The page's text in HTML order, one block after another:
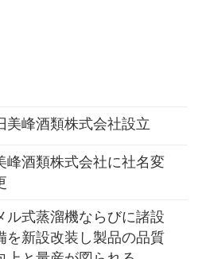
旧美峰酒類株式会社設立
峰酒類株式会社に社名変
ル式蒸溜機ならびに諸設
を新設改装し製品の品質